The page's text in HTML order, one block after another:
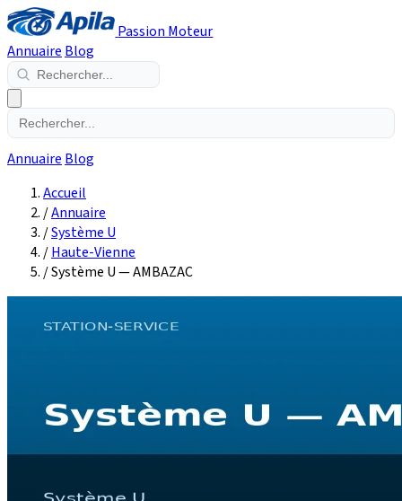
Passion Moteur
Annuaire Blog
Annuaire Blog
Accueil
/Annuaire
/Système U
/Haute-Vienne
/Système U — AMBAZAC